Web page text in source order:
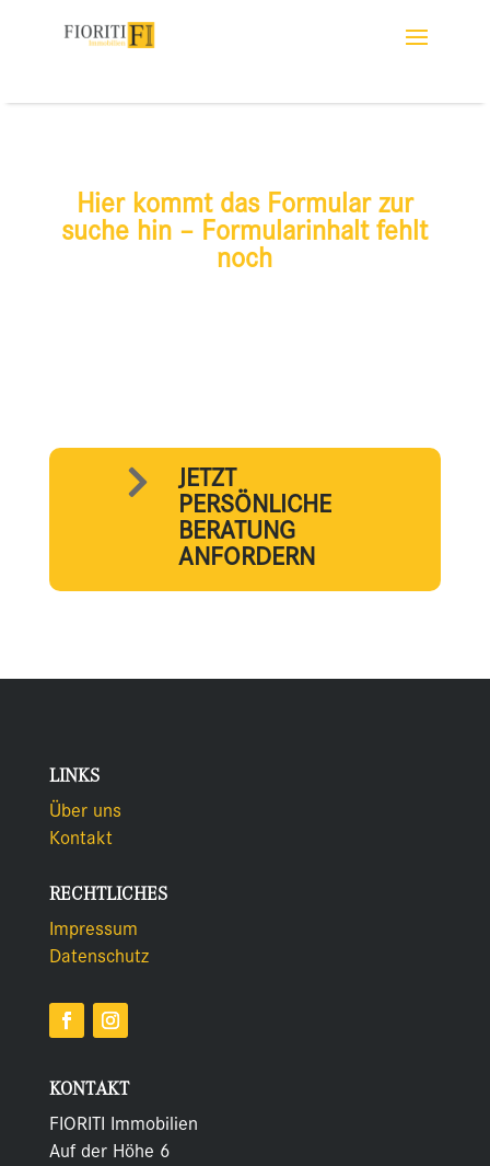
Hier kommt das Formular zur
suche hin – Formularinhalt fehlt
noch

JETZT
PERSÖNLICHE
BERATUNG
ANFORDERN
LINKS
Über uns
Kontakt
RECHTLICHES
Impressum
Datenschutz
KONTAKT
FIORITI Immobilien
Auf der Höhe 6